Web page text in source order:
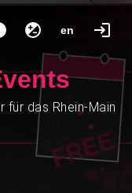
en
für das Rhein-Main